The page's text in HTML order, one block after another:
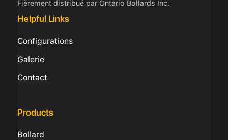
Fièrement distribué par Ontario Bollards Inc.
Helpful Links
Configurations
Galerie
Contact
Products
Bollard